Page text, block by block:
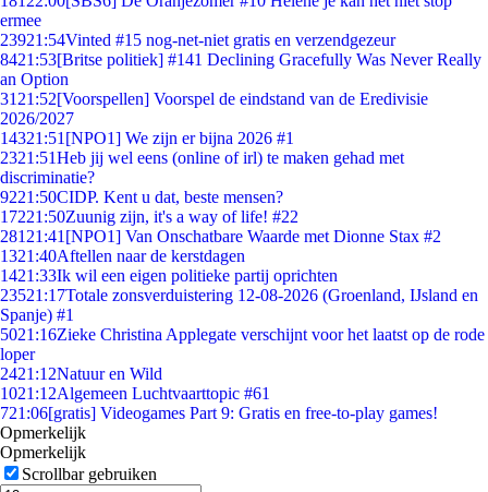
ermee
23921:54Vinted #15 nog-net-niet gratis en verzendgezeur
8421:53[Britse politiek] #141 Declining Gracefully Was Never Really
an Option
31 21:52[Voorspellen] Voorspel de eindstand van de Eredivisie
2026/2027
14321:51 [NPO1] We zijn er bijna 2026 #1
2321:51Heb jij wel eens (online of irl) te maken gehad met
discriminatie?
9221:50CIDP. Kent u dat, beste mensen?
17221:50Zuunig zijn, it's a way of life! #22
281 21:41 [NPO1] Van Onschatbare Waarde met Dionne Stax #2
1321:40Aftellen naar de kerstdagen
1421:33Ik wil een eigen politieke partij oprichten
23521:17Totale zonsverduistering 12-08-2026 (Groenland, IJsland en
Spanje) #1
5021:16Zieke Christina Applegate verschijnt voor het laatst op de rode
loper
2421:12Natuur en Wild
1021:12Algemeen Luchtvaarttopic #61
721:06[gratis] Videogames Part 9: Gratis en free-to-play games!
Opmerkelijk
Opmerkelijk
Scrollbar gebruiken